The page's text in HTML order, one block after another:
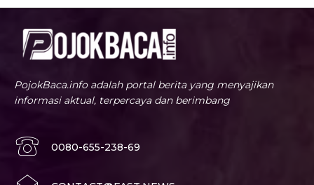
PojokBaca.info adalah portal berita yang menyajikan
informasi aktual, terpercaya dan berimbang
0080-655-238-69